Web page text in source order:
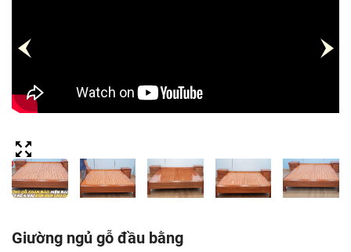
Nhiên
Trang
Điểm
Gỗ
Giường ngủ gỗ đầu bằng